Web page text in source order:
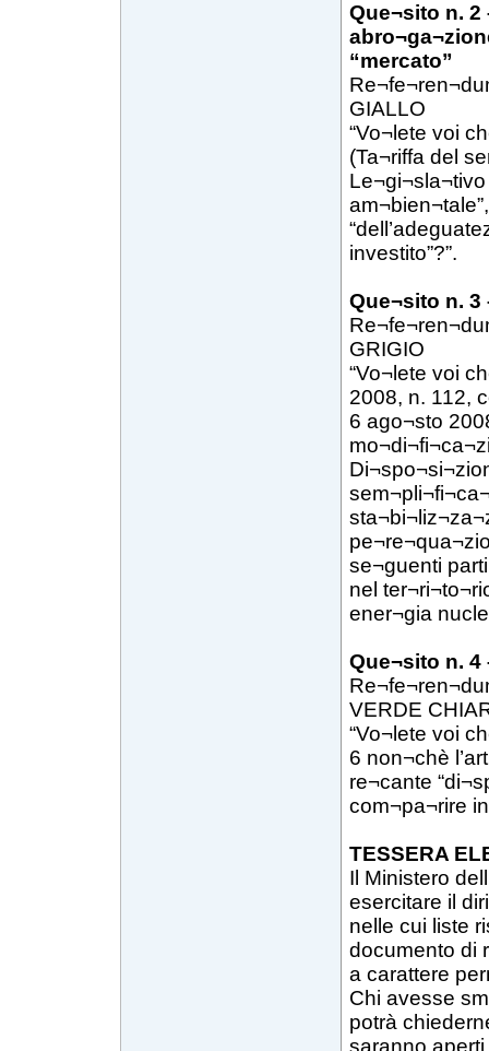
Que¬sito n. 2
“mercato”
GIALLO
“Vo¬lete voi
(Ta¬riffa del
investito”?”.
Que¬sito n. 3
GRIGIO
“Vo¬lete voi
2008, n. 112,
6 ago¬sto
se¬guenti
nel
ener¬gia
Que¬sito n.
VERDE
“Vo¬lete voi
6 non¬chè
re¬cante
com¬pa¬rire
TESSERA
Il Ministero
esercitare il
nelle cui liste
documento di
a carattere
Chi avesse
potrà
saranno